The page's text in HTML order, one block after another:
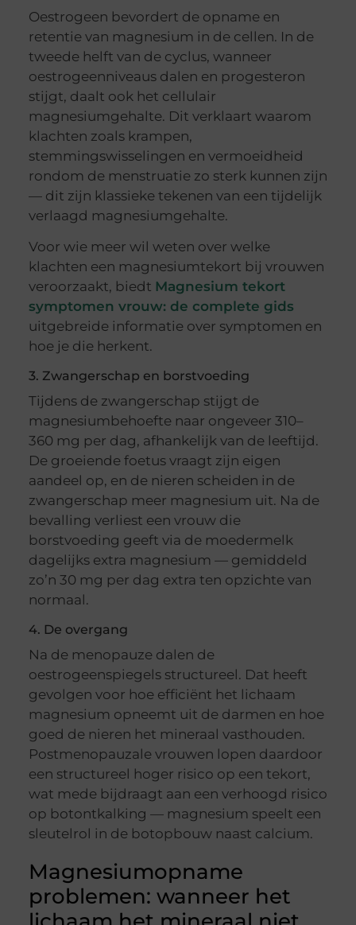
Oestrogeen bevordert de opname en
retentie van magnesium in de cellen. In de
tweede helft van de cyclus, wanneer
oestrogeenniveaus dalen en progesteron
stijgt, daalt ook het cellulair
magnesiumgehalte. Dit verklaart waarom
klachten zoals krampen,
stemmingswisselingen en vermoeidheid
rondom de menstruatie zo sterk kunnen zijn
— dit zijn klassieke tekenen van een tijdelijk
verlaagd magnesiumgehalte.
Voor wie meer wil weten over welke
klachten een magnesiumtekort bij vrouwen
veroorzaakt, biedt Magnesium tekort
symptomen vrouw: de complete gids
uitgebreide informatie over symptomen en
hoe je die herkent.
3. Zwangerschap en borstvoeding
Tijdens de zwangerschap stijgt de
magnesiumbehoefte naar ongeveer 310–
360 mg per dag, afhankelijk van de leeftijd.
De groeiende foetus vraagt zijn eigen
aandeel op, en de nieren scheiden in de
zwangerschap meer magnesium uit. Na de
bevalling verliest een vrouw die
borstvoeding geeft via de moedermelk
dagelijks extra magnesium — gemiddeld
zo’n 30 mg per dag extra ten opzichte van
normaal.
4. De overgang
Na de menopauze dalen de
oestrogeenspiegels structureel. Dat heeft
gevolgen voor hoe efficiënt het lichaam
magnesium opneemt uit de darmen en hoe
goed de nieren het mineraal vasthouden.
Postmenopauzale vrouwen lopen daardoor
een structureel hoger risico op een tekort,
wat mede bijdraagt aan een verhoogd risico
op botontkalking — magnesium speelt een
sleutelrol in de botopbouw naast calcium.
Magnesiumopname
problemen: wanneer het